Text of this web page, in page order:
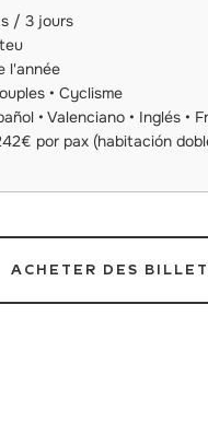
/ 3 jours
l'année
• Cyclisme
• Valenciano • Inglés •
por pax (habitación
ACHETER DES